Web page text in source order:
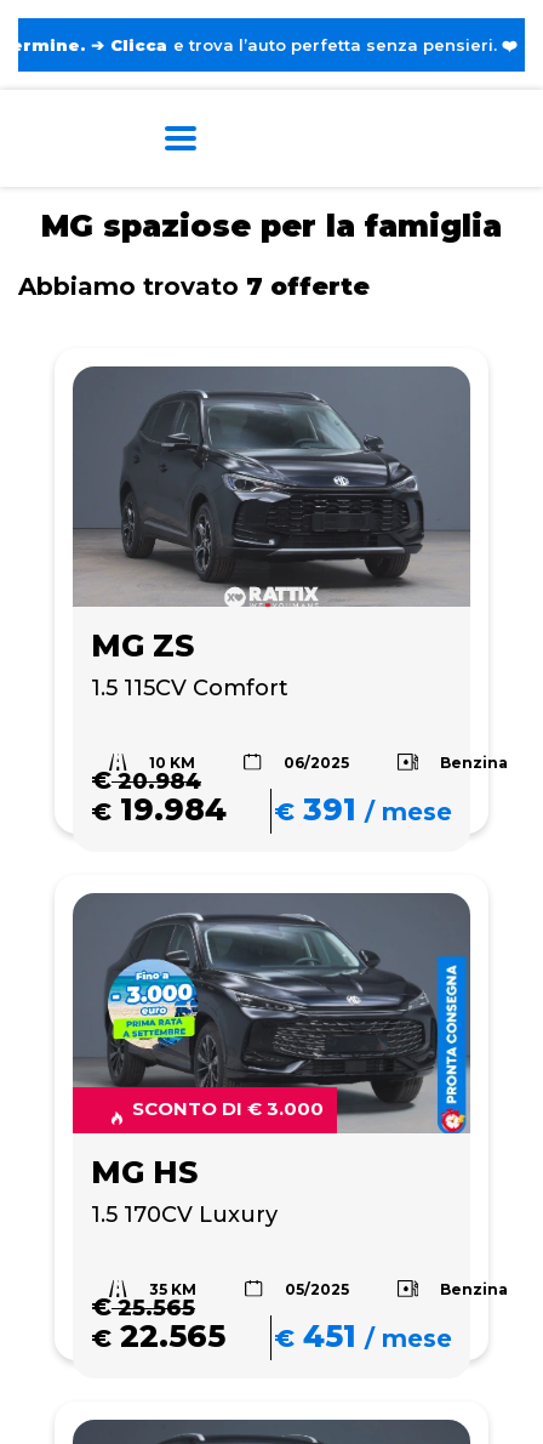
Clicca e trova l’auto perfetta senza pensieri. ❤️
MG spaziose per la famiglia
Abbiamo trovato 7 offerte
MG ZS
1.5 115CV Comfort
10 KM 06/2025 Benzina
€20.984
€ 19.984 € 391 /mese
SCONTO DI € 3.000
MG HS
1.5 170CV Luxury
35 KM 05/2025 Benzina
€25.565
€ 22.565 € 451 /mese